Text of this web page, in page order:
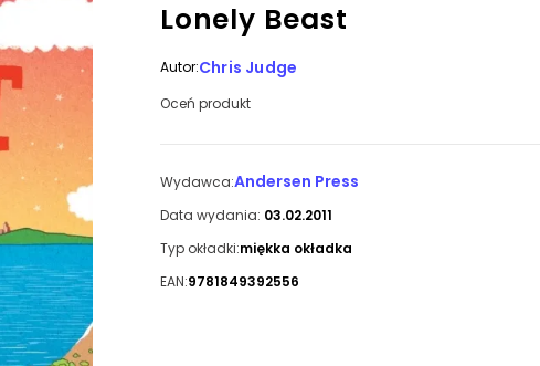
Lonely Beast
Autor:Chris Judge
Oceń produkt
Wydawca:Andersen Press
Data wydania: 03.02.2011
Typ okładki:miękka okładka
EAN:9781849392556